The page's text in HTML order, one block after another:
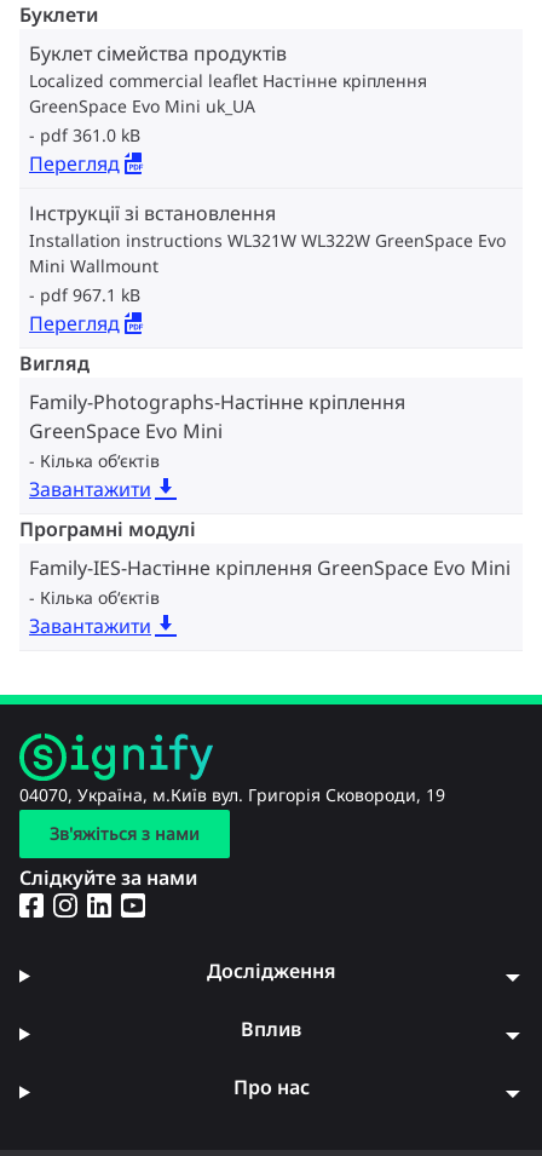
Буклети
Буклет сімейства продуктів
Localized commercial leaflet Настінне кріплення
GreenSpace Evo Mini uk_UA
pdf 361.0 kB
Перегляд
Інструкції зі встановлення
Installation instructions WL321W WL322W GreenSpace Evo
Mini Wallmount
pdf 967.1 kB
Перегляд
Вигляд
Family-Photographs-Настінне кріплення
GreenSpace Evo Mini
Кілька об‘єктів
Завантажити
Програмні модулі
Family-IES-Настінне кріплення GreenSpace Evo Mini
Кілька об‘єктів
Завантажити
04070, Україна, м.Київ вул. Григорія Сковороди, 19
Зв'яжіться з нами
Слідкуйте за нами
Дослідження
Вплив
Про нас